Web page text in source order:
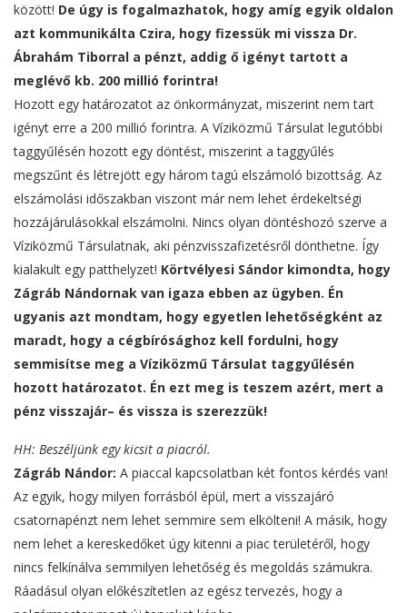
között! De úgy is fogalmazhatok, hogy amíg egyik oldalon
azt kommunikálta Czira, hogy fizessük mi vissza Dr.
Ábrahám Tiborral a pénzt, addig ő igényt tartott a
meglévő kb. 200 millió forintra!
Hozott egy határozatot az önkormányzat, miszerint nem tart
igényt erre a 200 millió forintra. A Víziközmű Társulat legutóbbi
taggyűlésén hozott egy döntést, miszerint a taggyűlés
megszűnt és létrejött egy három tagú elszámoló bizottság. Az
elszámolási időszakban viszont már nem lehet érdekeltségi
hozzájárulásokkal elszámolni. Nincs olyan döntéshozó szerve a
Víziközmű Társulatnak, aki pénzvisszafizetésről dönthetne. Így
kialakult egy patthelyzet! Körtvélyesi Sándor kimondta, hogy
Zágráb Nándornak van igaza ebben az ügyben. Én
ugyanis azt mondtam, hogy egyetlen lehetőségként az
maradt, hogy a cégbírósághoz kell fordulni, hogy
semmisítse meg a Víziközmű Társulat taggyűlésén
hozott határozatot. Én ezt meg is teszem azért, mert a
pénz visszajár– és vissza is szerezzük!
HH: Beszéljünk egy kicsit a piacról.
Zágráb Nándor: A piaccal kapcsolatban két fontos kérdés van!
Az egyik, hogy milyen forrásból épül, mert a visszajáró
csatornapénzt nem lehet semmire sem elkölteni! A másik, hogy
nem lehet a kereskedőket úgy kitenni a piac területéről, hogy
nincs felkínálva semmilyen lehetőség és megoldás számukra.
Ráadásul olyan előkészítetlen az egész tervezés, hogy a